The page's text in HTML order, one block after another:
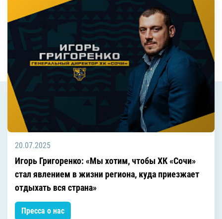
20.07.2025
Игорь Григоренко: «Мы хотим, чтобы ХК «Сочи»
стал явлением в жизни региона, куда приезжает
отдыхать вся страна»
Пресса о нас